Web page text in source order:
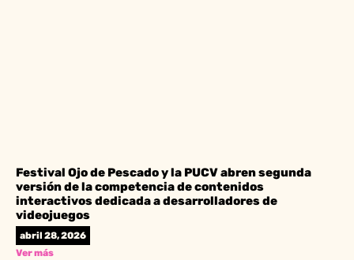
Festival Ojo de Pescado y la PUCV abren segunda
versión de la competencia de contenidos
interactivos dedicada a desarrolladores de
videojuegos
abril 28, 2026
Ver más